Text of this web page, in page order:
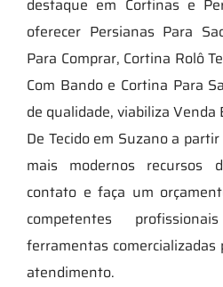
destaque em Cortinas e
oferecer Persianas Para
Para Comprar, Cortina Rolô
Com Bando e Cortina Para
de qualidade, viabiliza Venda
De Tecido em Suzano a
mais modernos recursos
contato e faça um
competentes
ferramentas
atendimento.